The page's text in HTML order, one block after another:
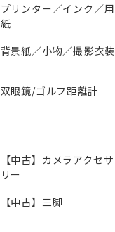
プリンター／インク／用
紙
背景紙／小物／撮影衣装
双眼鏡/ゴルフ距離計
【中古】カメラアクセサ
リー
【中古】三脚